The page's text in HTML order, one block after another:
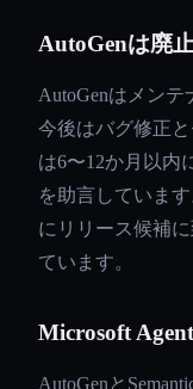
AutoGenは廃
AutoGenはメン
今後はバグ修正
は6〜12か月以内
を助言しています
にリリース候補
ています。
Microsoft
AutoGenと